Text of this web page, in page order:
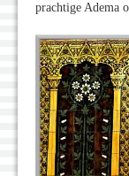
prachtige Adema